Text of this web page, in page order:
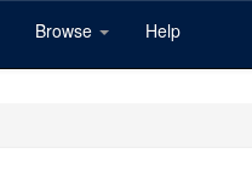
Browse Help